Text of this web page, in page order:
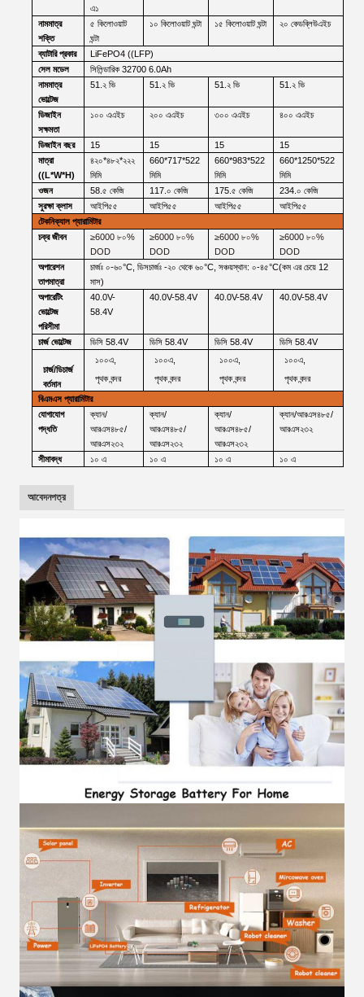
এ১
নামমাত্র
শক্তি
৫ কিলোওয়াট
ঘন্টা
১০ কিলোওয়াট ঘন্টা ১৫ কিলোওয়াট ঘন্টা ২০ কেডব্লিউএইচ
ব্যাটারি প্রকার
LiFePO4 ((LFP)
সেল মডেল সিলিন্ডারিক 32700 6.0Ah
নামমাত্র
ভোল্টেজ
51.২ ভি 51.২ ভি 51.২ ভি 51.২ ভি
ডিজাইন
সক্ষমতা
১০০ এএইচ ২০০ এএইচ ৩০০ এএইচ ৪০০ এএইচ
ডিজাইন বছর 15 15 15
15
মাত্রা
((L*W*H)
৪২০*৪৮২*২২২
মিমি
660*717*522
মিমি
660*983*522
মিমি
660*1250*522
মিমি
ওজন
58.৫ কেজি 117.০ কেজি 175.৫ কেজি
234.০ কেজি
সুরক্ষা ক্লাস আইপি৫৫ আইপি৫৫ আইপি৫৫
আইপি৫৫
টেকনিক্যাল প্যারামিটার
চক্র জীবন ≥6000 ৮০%
DOD
≥6000 ৮০%
DOD
≥6000 ৮০%
DOD
≥6000 ৮০%
DOD
অপারেশন
তাপমাত্রা
চার্জঃ ০-৬০°C ডিসচার্জঃ -২০ থেকে ৬০°C সঞ্চয়স্থান: ০-৪৫°C(কম এর চেয়ে 12
মাস)
অপারেটিং
ভোল্টেজ
পরিসীমা
40.0V-
58.4V
40.0V-58.4V 40.0V-58.4V 40.0V-58.4V
চার্জ ভোল্টেজ ডিসি 58.4V ডিসি 58.4V ডিসি 58.4V ডিসি 58.4V
চার্জ/ডিচার্জ
বর্তমান
১০০এ,
পৃথক বন্দর
১০০এ,
পৃথক বন্দর
১০০এ,
পৃথক বন্দর
১০০এ,
পৃথক বন্দর
বিএমএস প্যারামিটার
যোগাযোগ
পদ্ধতি
ক্যান/
আরএস৪৮৫/
আরএস২৩২
ক্যান/
আরএস৪৮৫/
আরএস২৩২
ক্যান/
আরএস৪৮৫/
আরএস২৩২
ক্যান/আরএস৪৮৫/
আরএস২৩২
সীমাবদ্ধ ১০ এ ১০ এ ১০ এ ১০ এ
আবেদনপত্র